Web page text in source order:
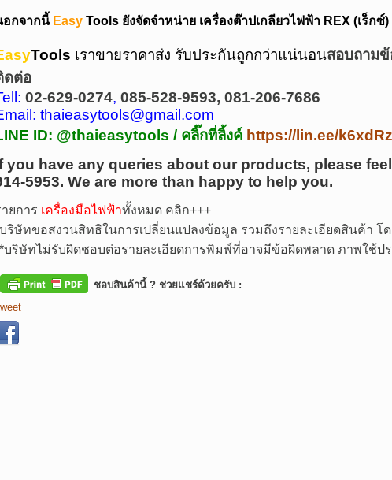
อกจากนี้ Easy Tools ยังจัดจำหน่าย เครื่องต๊าปเกลียวไฟฟ้า REX (เร็กซ์
Tools เราขายราคาส่ง รับประกันถูกกว่าแน่นอนสอบถาม
ดต่อ
02-629-0274, 085-528-9593, 081-206-7686
thaieasytools@gmail.com
ID: @thaieasytools / คลิ๊กที่ลิ้งค์ https://lin.ee/
you have any queries about our products, please
5953. We are more than happy to help you.
ยการ เครื่องมือไฟฟ้าทั้งหมด คลิก+++
บริษัทขอสงวนสิทธิในการเปลี่ยนแปลงข้อมูล รวมถึงรายละเอียดสินค้า โ
บริษัทไม่รับผิดชอบต่อรายละเอียดการพิมพ์ที่อาจมีข้อผิดพลาด ภาพใช้
ชอบสินค้านี้ ? ช่วยแชร์ด้วยครับ :